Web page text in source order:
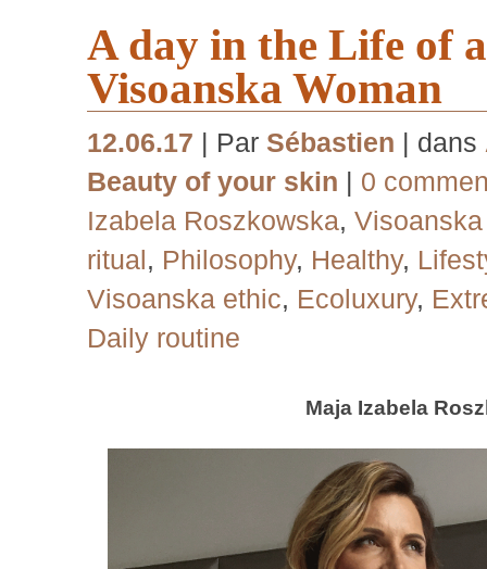
A day in the Life of
Visoanska Woman
12.06.17 | Par Sébastien | dans
Beauty of your skin | 0
Izabela Roszkowska,
ritual, Philosophy, Healthy,
Visoanska ethic, Ecoluxury,
Daily routine
Maja Izabela